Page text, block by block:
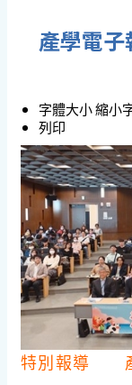
產學電
字體大小縮小
列印
特別報導